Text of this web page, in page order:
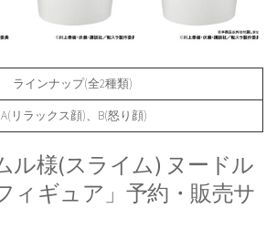
ラインナップ(全2種類)
A(リラックス顔)、B(怒り顔)
ル様(スライム) ヌードル
ィギュア」予約・販売サ